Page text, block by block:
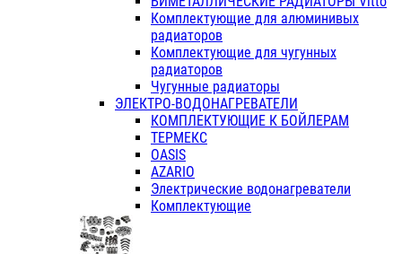
Комплектующие для алюминивых
радиаторов
Комплектующие для чугунных
радиаторов
Чугунные радиаторы
ЭЛЕКТРО-ВОДОНАГРЕВАТЕЛИ
КОМПЛЕКТУЮЩИЕ К БОЙЛЕРАМ
ТЕРМЕКС
OASIS
AZARIO
Электрические водонагреватели
Комплектующие